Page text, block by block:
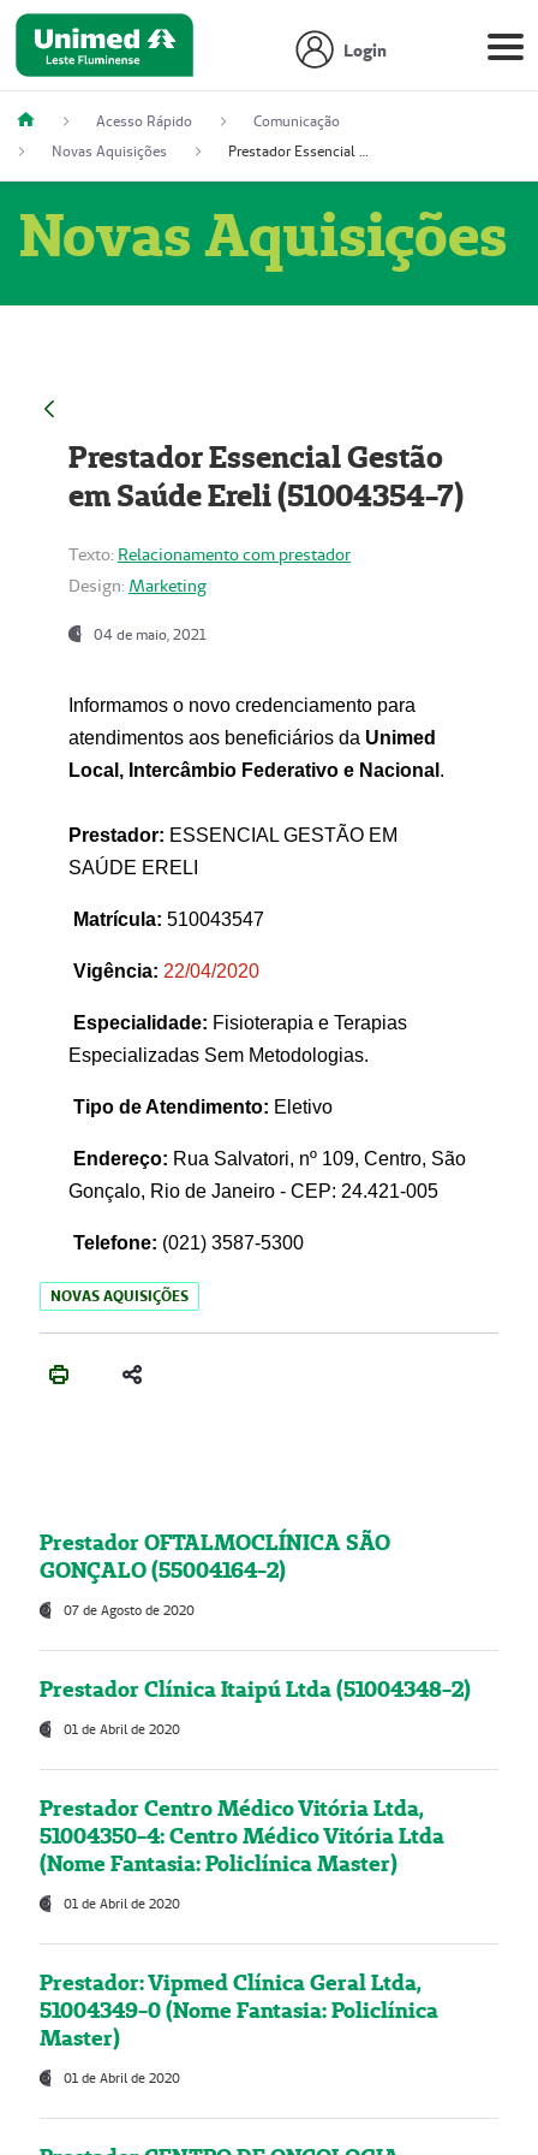
Login
Acesso Rápido
Comunicação
Novas Aquisições
Prestador Essencial Gestão em Saúde Ereli (51004354-7)
Novas Aquisições
Prestador Essencial Gestão
em Saúde Ereli (51004354-7)
Texto: Relacionamento com prestador
Design: Marketing
04 de maio, 2021
Informamos o novo credenciamento para
atendimentos aos beneficiários da Unimed
Local, Intercâmbio Federativo e Nacional .
Prestador: ESSENCIAL GESTÃO EM
SAÚDE ERELI
Matrícula: 510043547
Vigência: 22/04/2020
Especialidade: Fisioterapia e Terapias
Especializadas Sem Metodologias.
Tipo de Atendimento: Eletivo
Endereço: Rua Salvatori, nº 109, Centro, São
Gonçalo, Rio de Janeiro - CEP: 24.421-005
Telefone: (021) 3587-5300
NOVAS AQUISIÇÕES
Prestador OFTALMOCLÍNICA SÃO
GONÇALO (55004164-2)
07 de Agosto de 2020
Prestador Clínica Itaipú Ltda (51004348-2)
01 de Abril de 2020
Prestador Centro Médico Vitória Ltda,
51004350-4: Centro Médico Vitória Ltda
(Nome Fantasia: Policlínica Master)
01 de Abril de 2020
Prestador: Vipmed Clínica Geral Ltda,
51004349-0 (Nome Fantasia: Policlínica
Master)
01 de Abril de 2020